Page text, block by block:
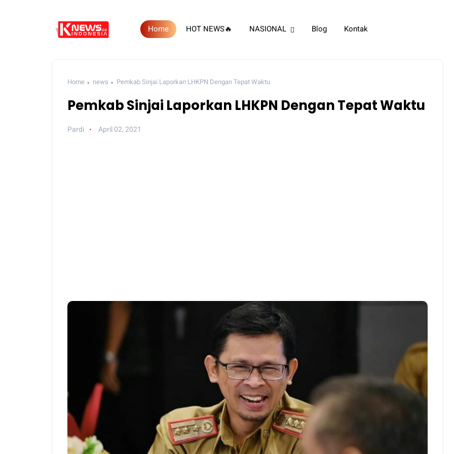
Home HOT NEWS🔥 NASIONAL Blog Kontak
Home news Pemkab Sinjai Laporkan LHKPN Dengan Tepat Waktu
Pemkab Sinjai Laporkan LHKPN Dengan Tepat Waktu
Pardi April 02, 2021